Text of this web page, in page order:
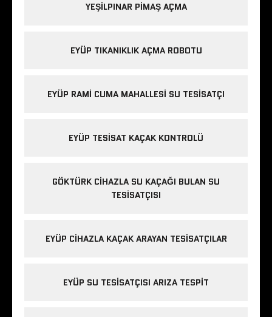
YEŞILPINAR PIMAŞ AÇMA
EYÜP TIKANIKLIK AÇMA ROBOTU
EYÜP RAMI CUMA MAHALLESI SU TESISATÇI
EYÜP TESISAT KAÇAK KONTROLÜ
GÖKTÜRK CIHAZLA SU KAÇAĞI BULAN SU
TESISATÇISI
EYÜP CIHAZLA KAÇAK ARAYAN TESISATÇILAR
EYÜP SU TESISATÇISI ARIZA TESPIT